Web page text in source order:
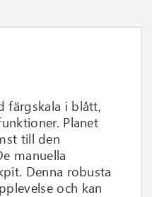
färgskala i blått,
Planet
till den
manuella
Denna robusta
och kan